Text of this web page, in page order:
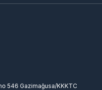
546 Gazimağusa/KKKTC